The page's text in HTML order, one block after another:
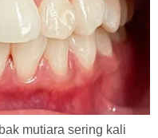
mutiara sering kali